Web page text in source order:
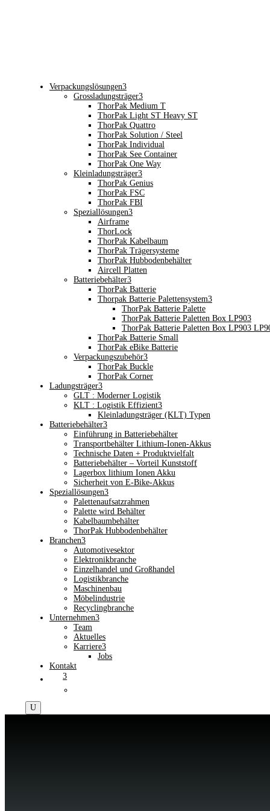
Verpackungslösungen3
Grossladungsträger3
ThorPak Medium T
ThorPak Light ST Heavy ST
ThorPak Quattro
ThorPak Solution / Steel
ThorPak Individual
ThorPak See Container
ThorPak One Way
Kleinladungsträger3
ThorPak Genius
ThorPak FSC
ThorPak FBI
Speziallösungen3
Airframe
ThorLock
ThorPak Kabelbaum
ThorPak Trägersysteme
ThorPak Hubbodenbehälter
Aircell Platten
Batteriebehälter3
ThorPak Batterie
Thorpak Batterie Palettensystem3
ThorPak Batterie Palette
ThorPak Batterie Paletten Box LP903
ThorPak Batterie Paletten Box LP903
ThorPak Batterie Small
ThorPak eBike Batterie
Verpackungszubehör3
ThorPak Buckle
ThorPak Corner
Ladungsträger3
GLT : Moderner Logistik
KLT : Logistik Effizient3
Kleinladungsträger (KLT) Typen
Batteriebehälter3
Einführung in Batteriebehälter
Transportbehälter Lithium-Ionen-Akkus
Technische Daten + Produktvielfalt
Batteriebehälter – Vorteil Kunststoff
Lagerbox lithium Ionen Akku
Sicherheit von E-Bike-Akkus
Speziallösungen3
Palettenaufsatzrahmen
Palette wird Behälter
Kabelbaumbehälter
ThorPak Hubbodenbehälter
Branchen3
Automotivesektor
Elektronikbranche
Einzelhandel und Großhandel
Logistikbranche
Maschinenbau
Möbelindustrie
Recyclingbranche
Unternehmen3
Team
Aktuelles
Karriere3
Jobs
Kontakt
3
U